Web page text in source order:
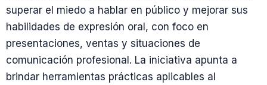
superar el miedo a hablar en público y mejorar sus
habilidades de expresión oral, con foco en
presentaciones, ventas y situaciones de
comunicación profesional. La iniciativa apunta a
brindar herramientas prácticas aplicables al